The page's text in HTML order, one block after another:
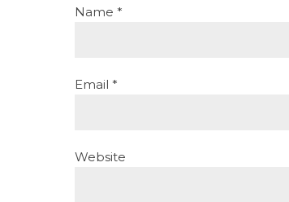
Name *
Email *
Website